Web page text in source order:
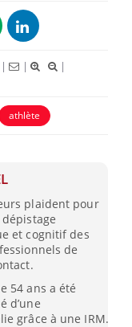
| |
|
athlète
plaident pour
et cognitif des
de
54 ans a été
d’une
grâce à une IRM.